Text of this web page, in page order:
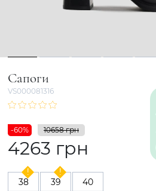
1 2 3 4 5
Сапоги
VS000081316
-60% 10658 грн
4263 грн
38 39 40